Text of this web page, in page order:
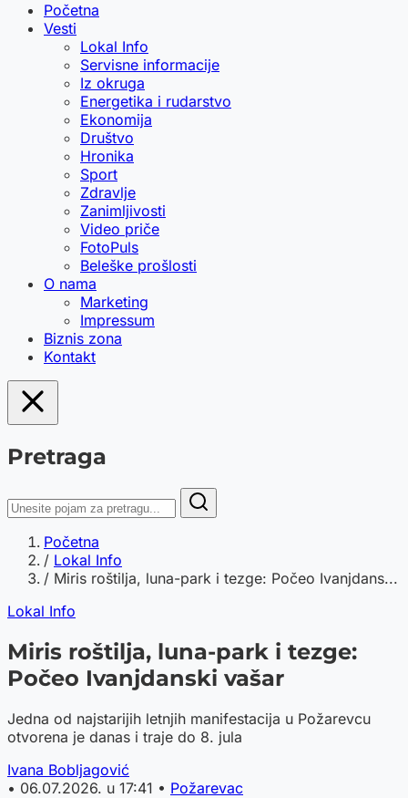
Početna
Vesti
Lokal Info
Servisne informacije
Iz okruga
Energetika i rudarstvo
Ekonomija
Društvo
Hronika
Sport
Zdravlje
Zanimljivosti
Video priče
FotoPuls
Beleške prošlosti
O nama
Marketing
Impressum
Biznis zona
Kontakt
Pretraga
Početna
/ Lokal Info
/ Miris roštilja, luna-park i tezge: Počeo Ivanjdans...
Lokal Info
Miris roštilja, luna-park i tezge:
Počeo Ivanjdanski vašar
Jedna od najstarijih letnjih manifestacija u Požarevcu
otvorena je danas i traje do 8. jula
Ivana Bobljagović
• 06.07.2026. u 17:41 • Požarevac